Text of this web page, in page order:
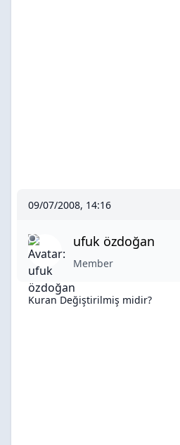
09/07/2008, 14:16
ufuk özdoğan
Member
Kuran Değiştirilmiş midir?